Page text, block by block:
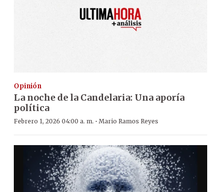
Opinión
La noche de la Candelaria: Una aporía
política
Febrero 1, 2026 04:00 a. m. · Mario Ramos Reyes